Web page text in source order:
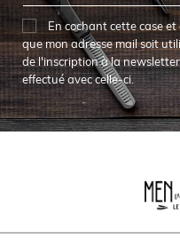
En cochant cette case
que mon adresse mail soit
de l'inscription à la
effectué avec celle-ci.